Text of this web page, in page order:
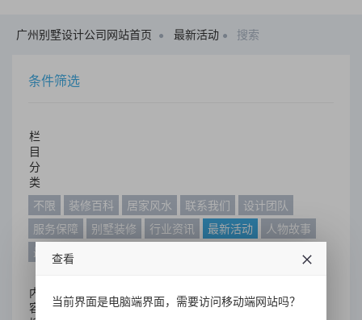
广州别墅设计公司网站首页 最新活动 搜索
条件筛选
栏
目
分
类
不限
装修百科 居家风水 联系我们
设计团队
服务保障
别墅装修 行业资讯 最新活动
人物故事
最新动态
内
容
查看
当前界面是电脑端界面，需要访问移动端网站吗？